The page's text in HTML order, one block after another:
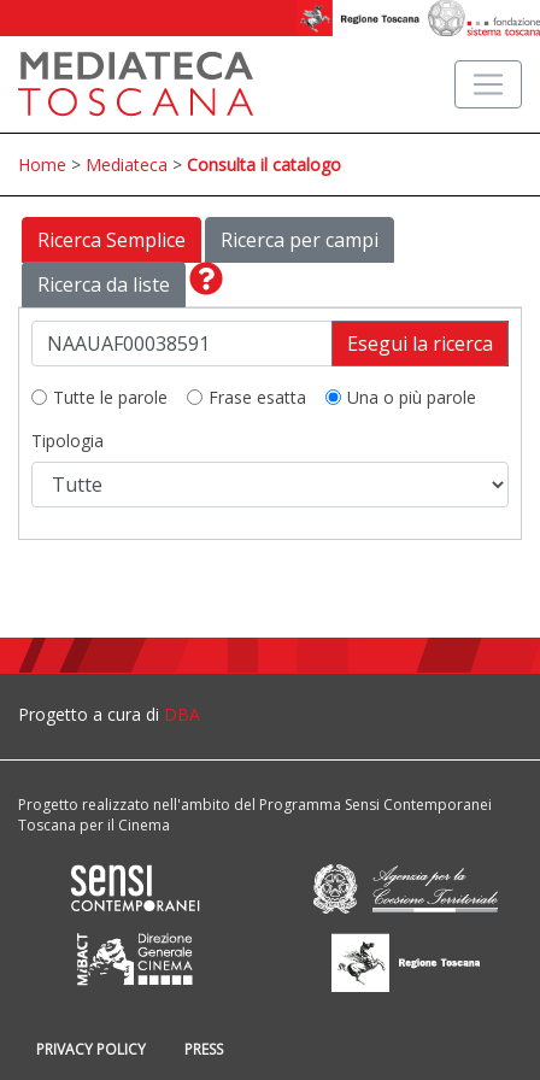
Home > Mediateca > Consulta il catalogo
Ricerca Semplice
Ricerca per campi
Ricerca da liste
Esegui la ricerca
Tutte le parole Frase esatta
Una o più parole
Tipologia
Progetto a cura di DBA
Progetto realizzato nell'ambito del Programma Sensi Contemporanei
Toscana per il Cinema
PRIVACY POLICY PRESS